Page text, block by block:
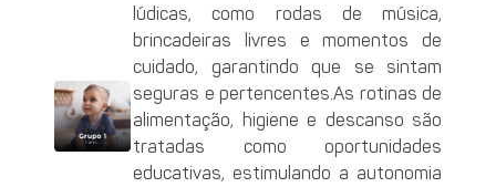
lúdicas, como rodas de música,
brincadeiras livres e momentos de
cuidado, garantindo que se sintam
seguras e pertencentes.As rotinas de
alimentação, higiene e descanso são
tratadas como oportunidades
educativas, estimulando a autonomia